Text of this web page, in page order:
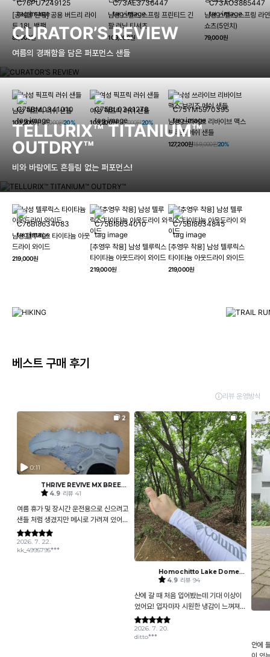
[공식몰 단독] 공용 버드리 라이
트 18L 백팩
89,000원
남성 스텔스 스프링 프린티드 긴
팔 러닝 티셔츠
109,000원
남성 스텔스 스프링 라
쇼츠(5인치)
79,000원
CURATOR’S REVIEW
여름의 경쾌함을 담은 퍼포먼스 샌들
남성 픽프릭 러쉬 샌들
103,200원129,000원20%
여성 픽프릭 러쉬 샌들
103,200원129,000원20%
남성 쓰라이브 리바이브 맥스
브리즈 메쉬 샌들
127,200원159,000원20%
TELLURIX™ TITANIUM™
OUTDRY™
비와 바람에도 흔들림 없는 퍼포먼스!
남성 텔루릭스 타이타늄 아웃
드라이 와이드
219,000원
[추영우 착용] 남성 텔루릭스
타이타늄 아웃드라이 와이드
219,000원
[추영우 착용] 남성 텔루릭스
타이타늄 아웃드라이 와이드
219,000원
HIKING
컬럼비아와 함께 일상을 벗어나
하이킹, 트레킹 등 아웃도어 활동을 즐겨보세요.
베스트 구매 후기